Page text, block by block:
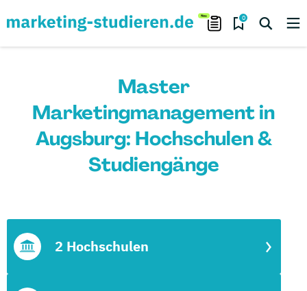
0
Master
Marketingmanagement in
Augsburg: Hochschulen &
Studiengänge
2 Hochschulen